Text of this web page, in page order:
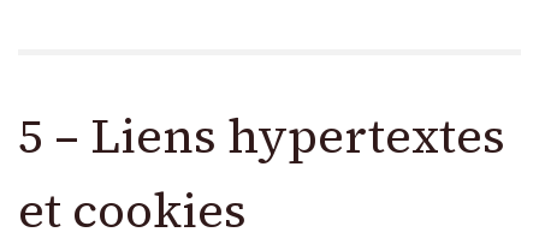
5 – Liens hypertextes
et cookies